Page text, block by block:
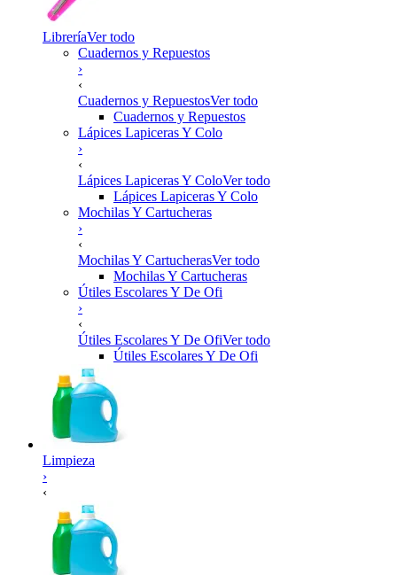
LibreríaVer todo
Cuadernos y Repuestos
›
‹
Cuadernos y RepuestosVer todo
Cuadernos y Repuestos
Lápices Lapiceras Y Colo
›
‹
Lápices Lapiceras Y ColoVer todo
Lápices Lapiceras Y Colo
Mochilas Y Cartucheras
›
‹
Mochilas Y CartucherasVer todo
Mochilas Y Cartucheras
Útiles Escolares Y De Ofi
›
‹
Útiles Escolares Y De OfiVer todo
Útiles Escolares Y De Ofi
Limpieza
›
‹